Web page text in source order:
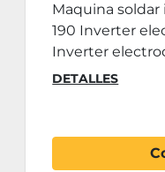
Maquina
190 Inverter
Inverter
DETALLES